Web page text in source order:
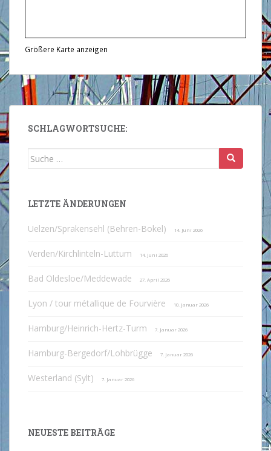
Größere Karte anzeigen
SCHLAGWORTSUCHE:
Suche
LETZTE ÄNDERUNGEN
Uelzen/Sprakensehl (Behren-Bokel) 14. Juni 2026
Verden/Kirchlinteln-Luttum 14. Juni 2026
Bad Oldesloe/Meddewade 27. April 2026
Lyon / tour métallique de Fourvière 10. Januar 2026
Hamburg/Heinrich-Hertz-Turm 7. Januar 2026
Hamburg-Bergedorf/Lohbrügge 7. Januar 2026
Westerland (Sylt) 7. Januar 2026
NEUESTE BEITRÄGE